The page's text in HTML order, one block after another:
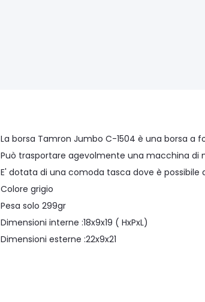
La borsa Tamron Jumbo C-1504 è una borsa
Può trasportare agevolmente una macchina
E' dotata di una comoda tasca dove è
Colore grigio
Pesa solo 299gr
Dimensioni interne :18x9x19 ( HxPxL)
Dimensioni esterne :22x9x21